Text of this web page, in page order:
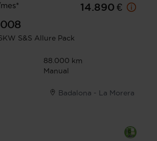
14.890 €
S&S Allure Pack
88.000 km
Manual
Badalona - La Morera